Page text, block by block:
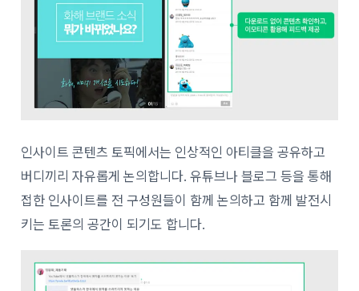
인사이트 콘텐츠 토픽에서는 인상적인 아티클을 공유하고
버디끼리 자유롭게 논의합니다. 유튜브나 블로그 등을 통해
접한 인사이트를 전 구성원들이 함께 논의하고 함께 발전시
키는 토론의 공간이 되기도 합니다.